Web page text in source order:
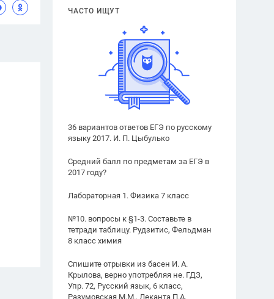
ЧАСТО ИЩУТ
36 вариантов ответов ЕГЭ по русскому
языку 2017. И. П. Цыбулько
Средний балл по предметам за ЕГЭ в
2017 году?
Лабораторная 1. Физика 7 класс
№10. вопросы к §1-3. Составьте в
тетради таблицу. Рудзитис, Фельдман
8 класс химия
Спишите отрывки из басен И. А.
Крылова, верно употребляя не. ГДЗ,
Упр. 72, Русский язык, 6 класс,
Разумовская М.М., Леканта П.А.